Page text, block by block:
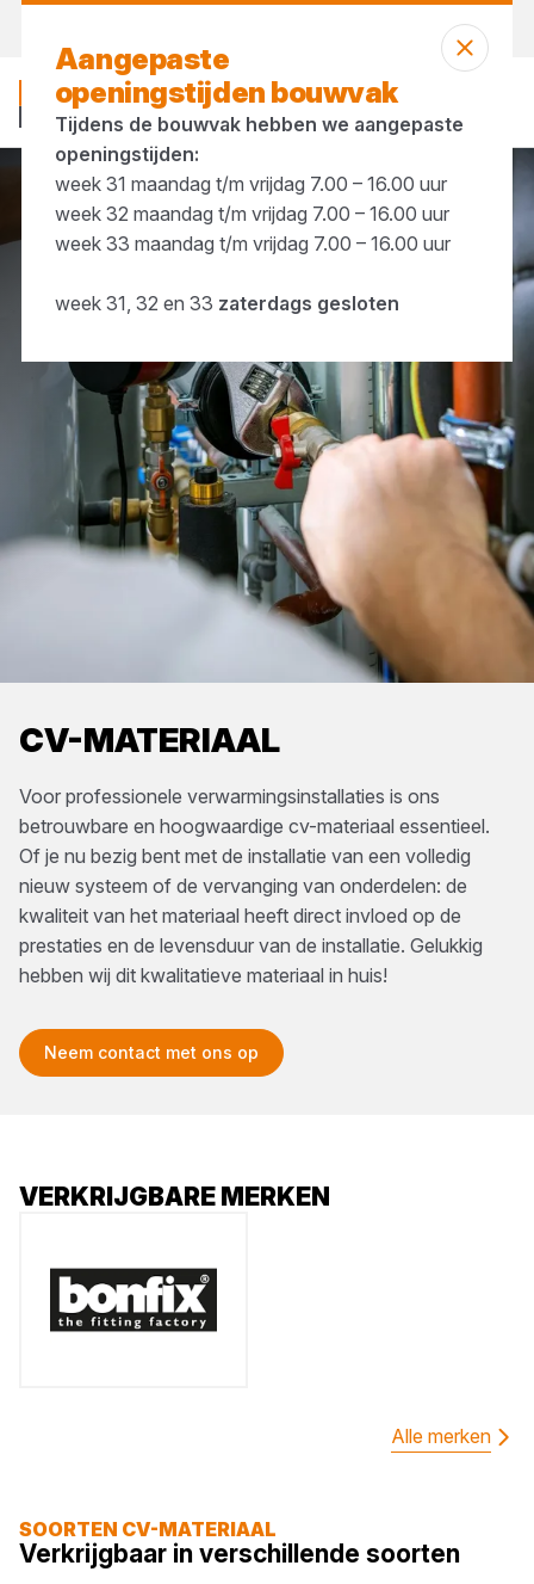
CV-MATERIAAL
Voor professionele verwarmingsinstallaties is ons
betrouwbare en hoogwaardige cv-materiaal essentieel.
Of je nu bezig bent met de installatie van een volledig
nieuw systeem of de vervanging van onderdelen: de
kwaliteit van het materiaal heeft direct invloed op de
prestaties en de levensduur van de installatie. Gelukkig
hebben wij dit kwalitatieve materiaal in huis!
Neem contact met ons op
Installatie CV-materiaal
VERKRIJGBARE MERKEN
Alle merken
SOORTEN CV-MATERIAAL
Verkrijgbaar in verschillende soorten
Aangepaste
openingstijden bouwvak
Tijdens de bouwvak hebben we aangepaste
openingstijden:
week 31 maandag t/m vrijdag 7.00 – 16.00 uur
week 32 maandag t/m vrijdag 7.00 – 16.00 uur
week 33 maandag t/m vrijdag 7.00 – 16.00 uur
week 31, 32 en 33 zaterdags gesloten